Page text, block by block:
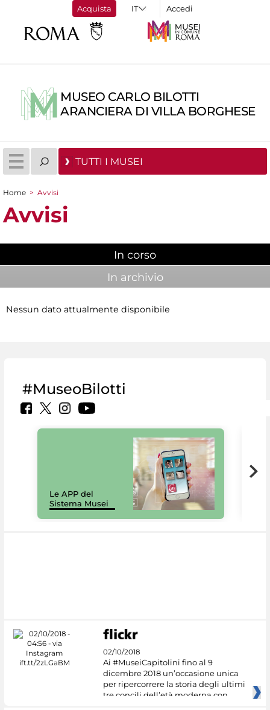
Acquista Accedi
MUSEO CARLO BILOTTI
ARANCIERA DI VILLA BORGHESE
TUTTI I MUSEI
Tu sei qui
Home > Avvisi
Avvisi
In corso
In archivio
Nessun dato attualmente disponibile
#MuseoBilotti
Le APP del
Sistema Musei
02/10/2018
Ai #MuseiCapitolini fino al 9
dicembre 2018 un’occasione unica
per ripercorrere la storia degli ultimi
tre concili dell’età moderna con